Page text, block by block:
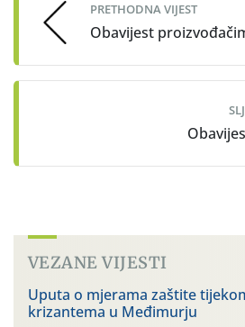
PRETHODNA VIJEST
Obavijest
VEZANE VIJESTI
Uputa o mjerama zaštite
krizantema u Međimurju